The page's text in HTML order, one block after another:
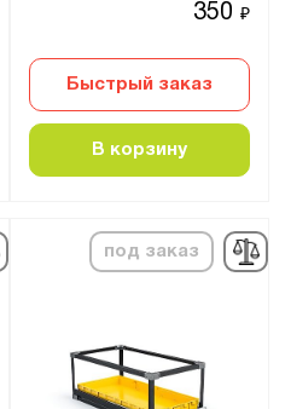
350₽
Быстрый заказ
В корзину
под заказ